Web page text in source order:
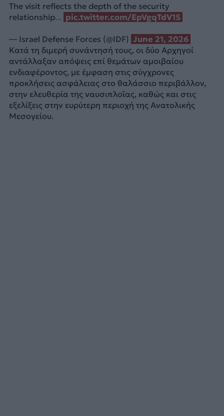
The visit reflects the depth of the security
relationship… pic.twitter.com/EpVgqTdV1S
— Israel Defense Forces (@IDF) June 21, 2026
Κατά τη διμερή συνάντησή τους, οι δύο Αρχηγοί
αντάλλαξαν απόψεις επί θεμάτων αμοιβαίου
ενδιαφέροντος, με έμφαση στις σύγχρονες
προκλήσεις ασφάλειας στο θαλάσσιο περιβάλλον,
στην ελευθερία της ναυσιπλοΐας, καθώς και στις
εξελίξεις στην ευρύτερη περιοχή της Ανατολικής
Μεσογείου.